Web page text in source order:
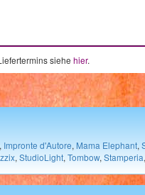
siehe hier.
, Impronte d'Autore, Mama Elephant,
, StudioLight, Tombow, Stamperia,